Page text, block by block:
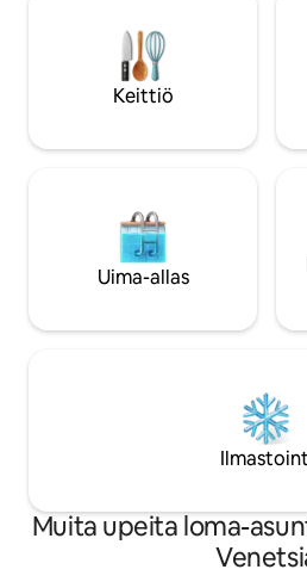
on näkymät rauhalliselle ja
venetsialaiselle aukioille, ja se
vain 20 metrin päässä viehättävältä
dei Tolentiniltä. Sviitissä on
erinomaisesti vieraille, jotka
Keittiö
Uima-allas
Muita upeita loma-